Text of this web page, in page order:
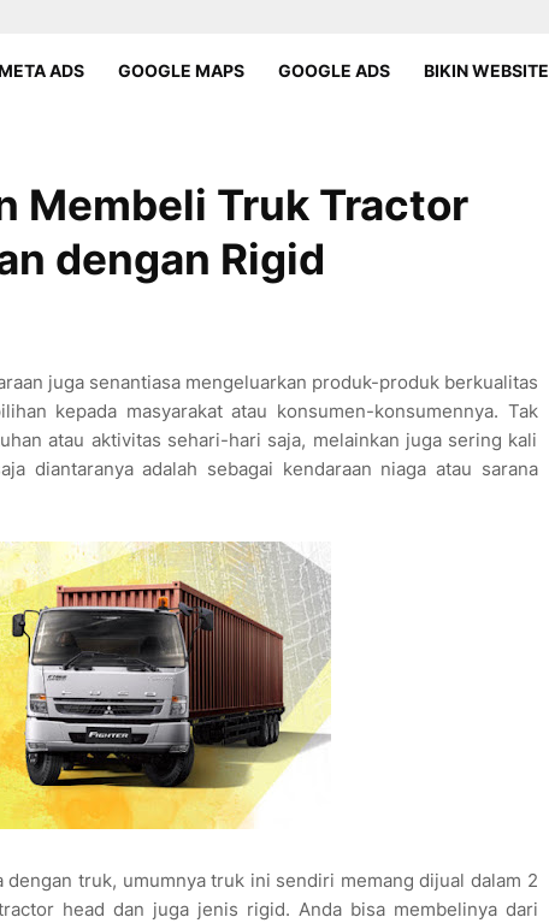
ADS GOOGLE MAPS GOOGLE ADS BIKIN WEBSITE
Membeli Truk Tractor
dengan Rigid
juga senantiasa mengeluarkan produk-produk berkualitas
kepada masyarakat atau konsumen-konsumennya. Tak
atau aktivitas sehari-hari saja, melainkan juga sering kali
diantaranya adalah sebagai kendaraan niaga atau sarana
truk, umumnya truk ini sendiri memang dijual dalam 2
head dan juga jenis rigid. Anda bisa membelinya dari